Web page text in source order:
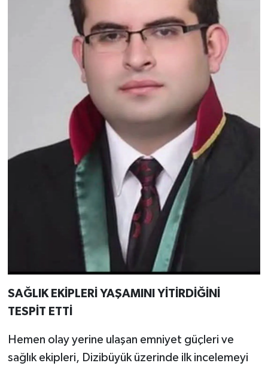
SAĞLIK EKİPLERİ YAŞAMINI YİTİRDİĞİNİ
TESPİT ETTİ
Hemen olay yerine ulaşan emniyet güçleri ve
sağlık ekipleri, Dizibüyük üzerinde ilk incelemeyi